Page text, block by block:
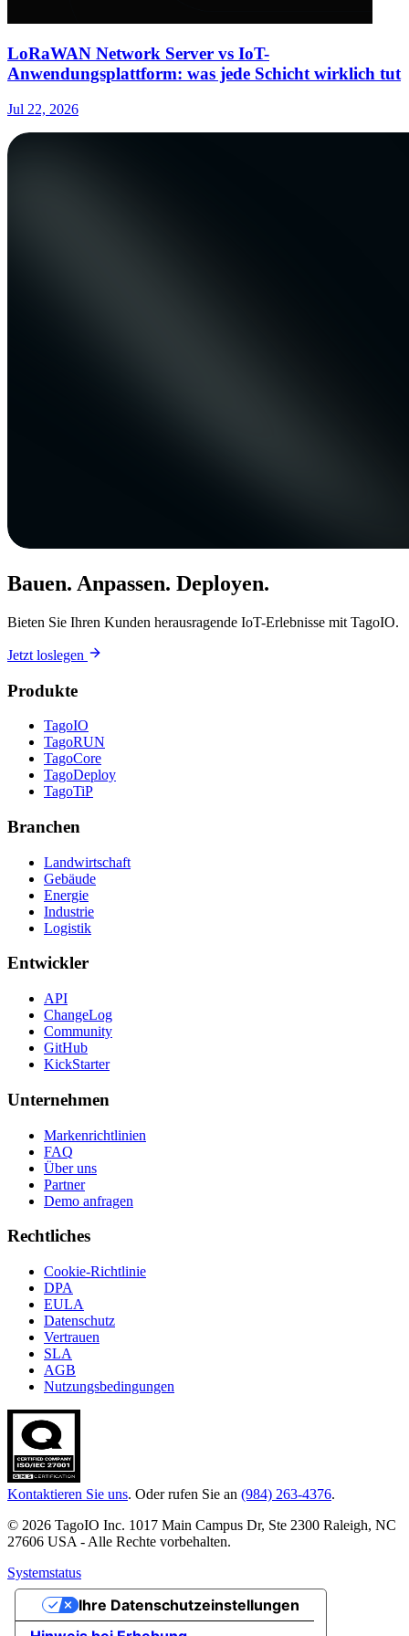
LoRaWAN Network Server vs IoT-
Anwendungsplattform: was jede Schicht wirklich tut
Jul 22, 2026
Bauen. Anpassen. Deployen.
Bieten Sie Ihren Kunden herausragende IoT-Erlebnisse mit TagoIO.
Jetzt loslegen
Produkte
TagoIO
TagoRUN
TagoCore
TagoDeploy
TagoTiP
Branchen
Landwirtschaft
Gebäude
Energie
Industrie
Logistik
Entwickler
API
ChangeLog
Community
GitHub
KickStarter
Unternehmen
Markenrichtlinien
FAQ
Über uns
Partner
Demo anfragen
Rechtliches
Cookie-Richtlinie
DPA
EULA
Datenschutz
Vertrauen
SLA
AGB
Nutzungsbedingungen
Kontaktieren Sie uns. Oder rufen Sie an (984) 263-4376.
© 2026 TagoIO Inc. 1017 Main Campus Dr, Ste 2300 Raleigh, NC
27606 USA - Alle Rechte vorbehalten.
Systemstatus
Ihre Datenschutzeinstellungen